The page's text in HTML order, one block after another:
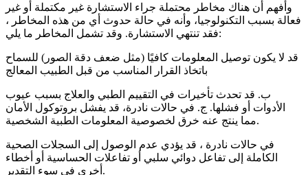
وأفهم أن هناك مخاطر محتملة جراء الاستشارة غير مكتملة أو غير
فعالة بسبب التكنولوجيا، وأنه في حالة حدوث أي من هذه المخاطر ،
فقد تنتهي الاستشارة. وقد تشمل المخاطر ما يلي:
قد لا يكون توصيل المعلومات كافيًا (مثل ضعف دقة الصور) للسماح
باتخاذ القرار المناسب من قبل الطبيب المعالج
ب. قد تحدث تأخيرات في التقييم الطبي والعلاج بسبب عيوب
الأدوات أو فشلها. ج. في حالات نادرة، قد يفشل بروتوكول الأمان
مما ينتج عنه خرق لخصوصية المعلومات الطبية الشخصية.
في حالات نادرة ، قد يؤدي عدم الوصول إلى السجلات الصحية
الكاملة إلى تفاعل دوائي سلبي أو تفاعلات الحساسية أو أخطاء
أخرى في سوء التقدير.